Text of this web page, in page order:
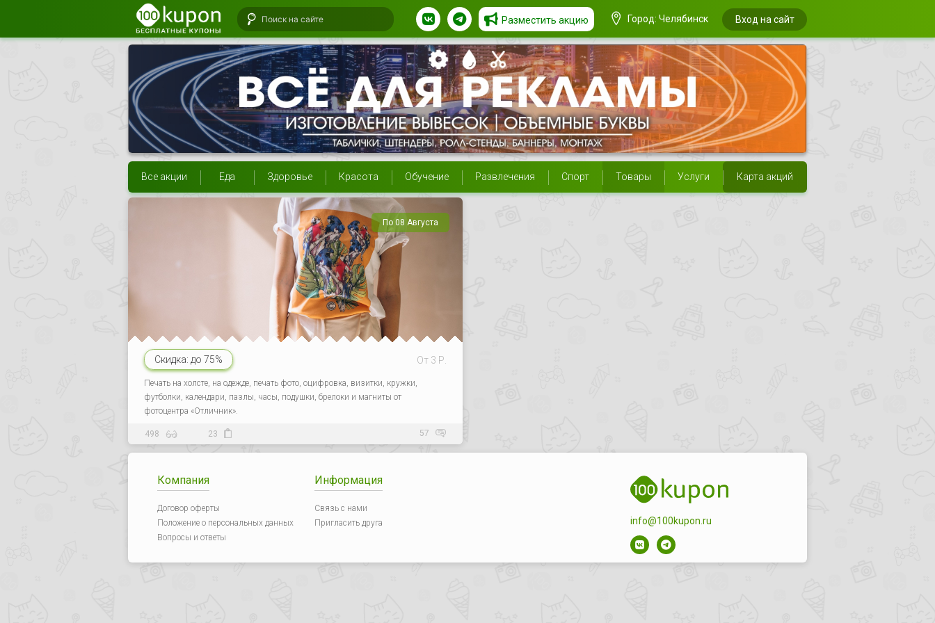
Разместить акцию Город: Челябинск Вход на сайт
Все акции Еда Здоровье Красота Обучение Развлечения Спорт Товары Услуги Карта акций
По 08 Августа
Скидка: до 75% От 3 Р.
Печать на холсте, на одежде, печать фото, оцифровка, визитки, кружки,
футболки, календари, пазлы, часы, подушки, брелоки и магниты от
фотоцентра «Отличник».
498 23 57
Компания
Договор оферты
Положение о персональных данных
Вопросы и ответы
Информация
Связь с нами
Пригласить друга
info@100kupon.ru